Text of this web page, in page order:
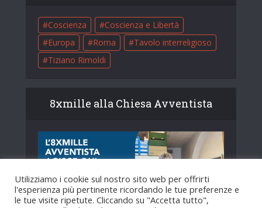
Coscienza
Coscienza e Libertà
Europa
Roma
Tavolo interreligioso
Tiziano Rimoldi
8xmille alla Chiesa Avventista
Utilizziamo i cookie sul nostro sito web per offrirti
l'esperienza più pertinente ricordando le tue preferenze e
le tue visite ripetute. Cliccando su "Accetta tutto",